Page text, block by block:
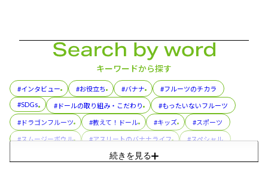
キーワードから探す
#インタビュー #お役立ち #バナナ
#フルーツのチカラ
#SDGs
#ドールの取り組み・こだわり #もったいないフルーツ
#ドラゴンフルーツ #教えて！ドール #キッズ #スポーツ
#スムージーボウル #アスリートのバナナライフ #スペシャル
#レシピ #パイナップル
続きを見る